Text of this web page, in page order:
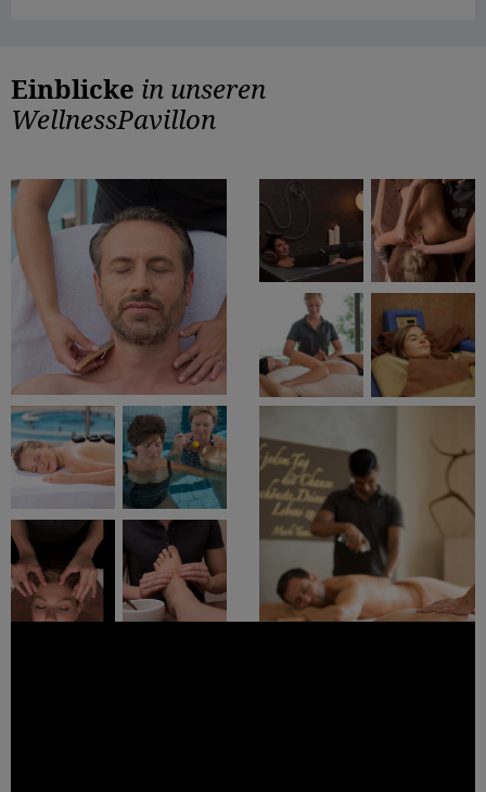
Einblicke in unseren
WellnessPavillon